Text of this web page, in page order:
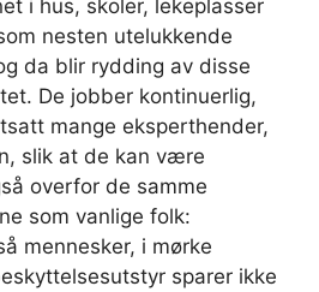
i hus, skoler, lekeplasser
nesten utelukkende
da blir rydding av disse
De jobber kontinuerlig,
mange eksperthender,
slik at de kan være
overfor de samme
som vanlige folk:
mennesker, i mørke
sparer ikke